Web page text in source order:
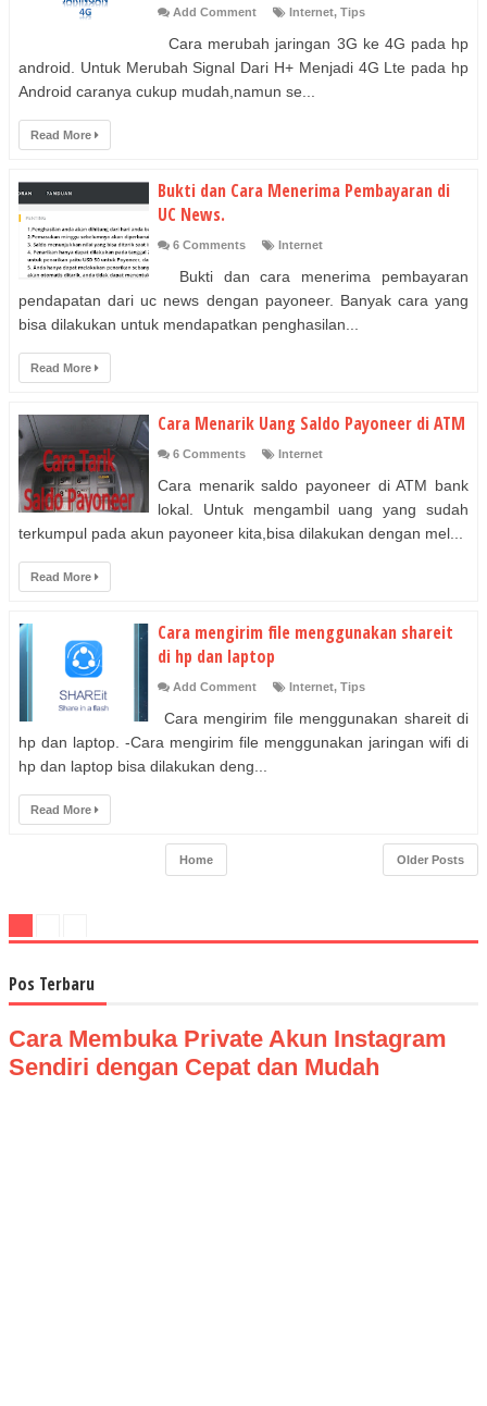
Add Comment Internet, Tips
Cara merubah jaringan 3G ke 4G pada hp
android. Untuk Merubah Signal Dari H+ Menjadi 4G Lte pada hp
Android caranya cukup mudah,namun se...
Read More
Bukti dan Cara Menerima Pembayaran di
UC News.
6 Comments Internet
Bukti dan cara menerima pembayaran
pendapatan dari uc news dengan payoneer. Banyak cara yang
bisa dilakukan untuk mendapatkan penghasilan...
Read More
Cara Menarik Uang Saldo Payoneer di ATM
6 Comments Internet
Cara menarik saldo payoneer di ATM bank
lokal. Untuk mengambil uang yang sudah
terkumpul pada akun payoneer kita,bisa dilakukan dengan mel...
Read More
Cara mengirim file menggunakan shareit
di hp dan laptop
Add Comment Internet, Tips
Cara mengirim file menggunakan shareit di
hp dan laptop. -Cara mengirim file menggunakan jaringan wifi di
hp dan laptop bisa dilakukan deng...
Read More
Older Posts
Home
Pos Terbaru
Cara Membuka Private Akun Instagram
Sendiri dengan Cepat dan Mudah